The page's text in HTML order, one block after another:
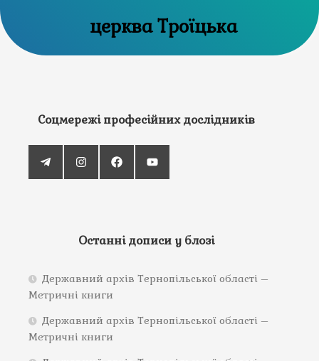
церква Троїцька
Соцмережі професійних дослідників
Останні дописи у блозі
Державний архів Тернопільської області –
Метричні книги
Державний архів Тернопільської області –
Метричні книги